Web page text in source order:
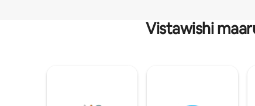
Vistawishi